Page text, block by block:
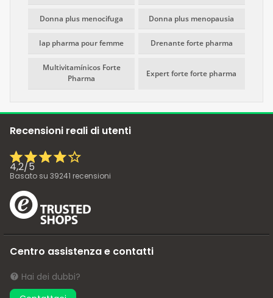
Donna plus menocifuga Donna plus menopausia
Iap pharma pour femme Drenante forte pharma
Multivitamínicos Forte
Pharma
Expert forte forte pharma
Recensioni reali di utenti
4,2/5
Basato su 39241 recensioni
Centro assistenza e contatti
Hai dei dubbi?